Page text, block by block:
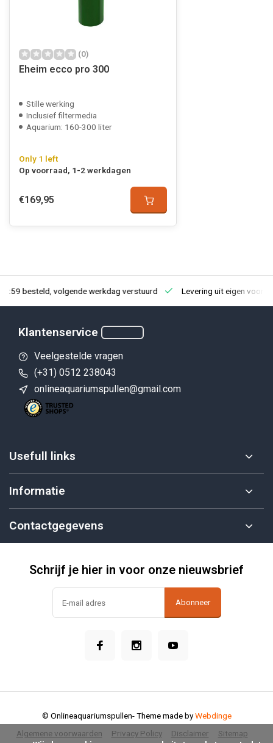
(0)
Eheim ecco pro 300
Stille werking
Inclusief filtermedia
Aquarium: 160-300 liter
Only 1 left
Op voorraad, 1-2 werkdagen
€169,95
besteld, volgende werkdag verstuurd Levering uit eigen
Klantenservice
Veelgestelde vragen
(+31) 0512 238043
onlineaquariumspullen@gmail.com
Usefull links
Informatie
Contactgegevens
Schrijf je hier in voor onze nieuwsbrief
Abonneer
Algemene voorwaarden Privacy Policy Disclaimer Sitemap
© Onlineaquariumspullen- Theme made byWebdinge